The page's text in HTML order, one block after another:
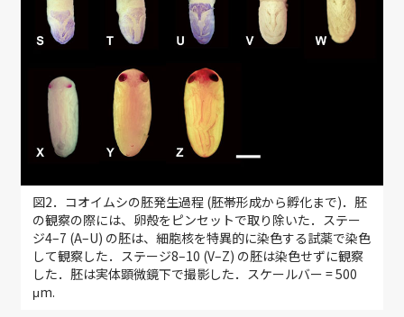
図2．コオイムシの胚発生過程 (胚帯形成から孵化まで)．胚
の観察の際には、卵殻をピンセットで取り除いた．ステー
ジ4–7 (A–U) の胚は、細胞核を特異的に染色する試薬で染色
して観察した．ステージ8–10 (V–Z) の胚は染色せずに観察
した．胚は実体顕微鏡下で撮影した．スケールバー = 500
μm.